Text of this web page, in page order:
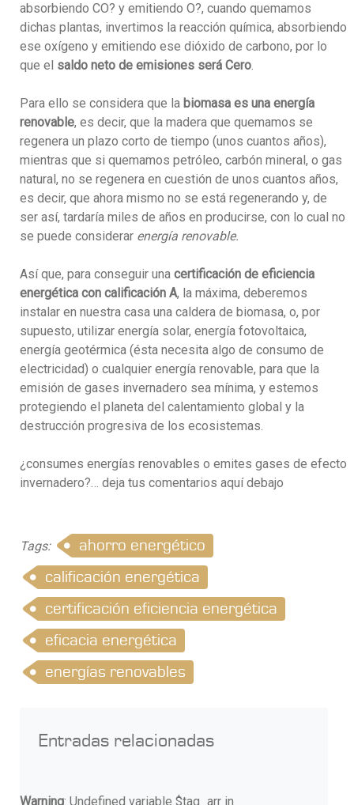
absorbiendo CO? y emitiendo O?, cuando quemamos
dichas plantas, invertimos la reacción química, absorbiendo
ese oxígeno y emitiendo ese dióxido de carbono, por lo
que el saldo neto de emisiones será Cero.
Para ello se considera que la biomasa es una energía
renovable, es decir, que la madera que quemamos se
regenera un plazo corto de tiempo (unos cuantos años),
mientras que si quemamos petróleo, carbón mineral, o gas
natural, no se regenera en cuestión de unos cuantos años,
es decir, que ahora mismo no se está regenerando y, de
ser así, tardaría miles de años en producirse, con lo cual no
se puede considerar energía renovable.
Así que, para conseguir una certificación de eficiencia
energética con calificación A, la máxima, deberemos
instalar en nuestra casa una caldera de biomasa, o, por
supuesto, utilizar energía solar, energía fotovoltaica,
energía geotérmica (ésta necesita algo de consumo de
electricidad) o cualquier energía renovable, para que la
emisión de gases invernadero sea mínima, y estemos
protegiendo el planeta del calentamiento global y la
destrucción progresiva de los ecosistemas.
¿consumes energías renovables o emites gases de efecto
invernadero?… deja tus comentarios aquí debajo
Tags:
ahorro energético
calificación energética
certificación eficiencia energética
eficacia energética
energías renovables
Entradas relacionadas
Warning: Undefined variable $tag_arr in